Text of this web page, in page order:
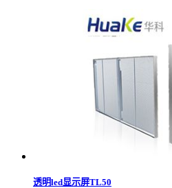
透明led显示屏TL50